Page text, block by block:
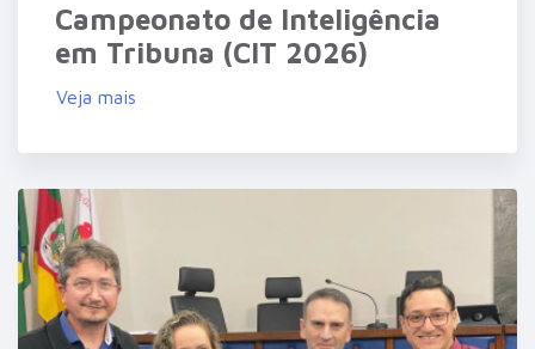
Campeonato de Inteligência
em Tribuna (CIT 2026)
Veja mais